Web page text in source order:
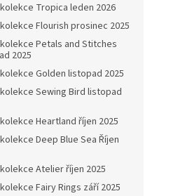
Tropica leden 2026
Flourish prosinec 2025
Petals and Stitches
2025
Golden listopad 2025
Sewing Bird listopad
Heartland říjen 2025
Deep Blue Sea Říjen
Atelier říjen 2025
Fairy Rings září 2025